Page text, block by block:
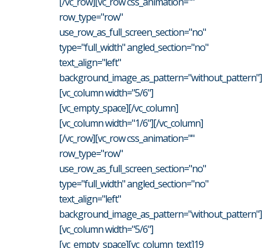
row_type="row"
use_row_as_full_screen_section="no"
type="full_width" angled_section="no"
text_align="left"
background_image_as_pattern="without_pattern"]
[vc_column width="5/6"]
[vc_empty_space][/vc_column]
[vc_column width="1/6"][/vc_column]
[/vc_row][vc_row css_animation=""
row_type="row"
use_row_as_full_screen_section="no"
type="full_width" angled_section="no"
text_align="left"
background_image_as_pattern="without_pattern"]
[vc_column width="5/6"]
[vc_empty_space][vc_column_text]19